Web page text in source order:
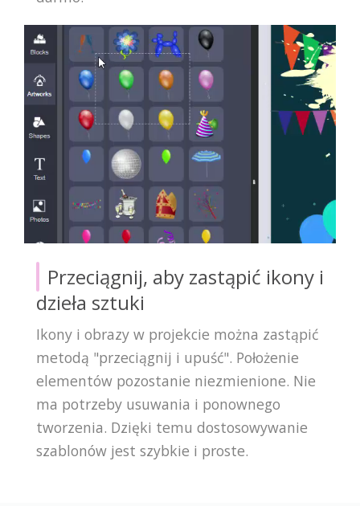
Przeciągnij, aby zastąpić ikony i
dzieła sztuki
Ikony i obrazy w projekcie można zastąpić
metodą "przeciągnij i upuść". Położenie
elementów pozostanie niezmienione. Nie
ma potrzeby usuwania i ponownego
tworzenia. Dzięki temu dostosowywanie
szablonów jest szybkie i proste.